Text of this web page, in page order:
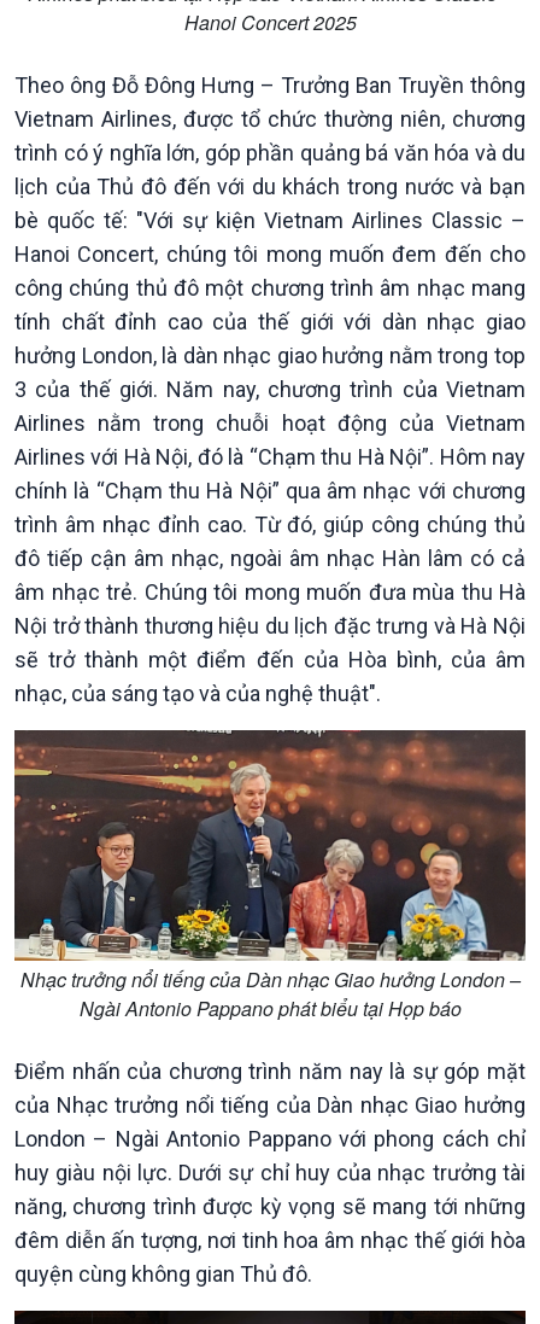
Chính trị
Tin Chính trị
Chính phủ với người dân
Quốc hội với cử tri
Xây dựng đảng
Đảng trong cuộc sống
Nhận diện sự thật
Pháp luật và đời sống
Thế giới
Tin thế giới
Vấn đề quốc tế
Hồ sơ sự kiện quốc tế
Thế giới & Việt Nam
Biên cương - Một dải vững
bền
Kinh tế
Tin Kinh tế
Dòng chảy Kinh tế
Sức sống hàng Việt
Khởi nghiệp
Tuyên chiến với gian lận
thương mại
Nông nghiệp & Biển đảo
Tin Nông nghiệp & Biển
Mùa vàng
Biển đảo Việt Nam
Tâm tình biên giới và hải
Tìm hiểu biển, đảo Việt
Nam
Hanoi Concert 2025
Theo ông Đỗ Đông Hưng – Trưởng Ban Truyền thông
Vietnam Airlines, được tổ chức thường niên, chương
trình có ý nghĩa lớn, góp phần quảng bá văn hóa và du
lịch của Thủ đô đến với du khách trong nước và bạn
bè quốc tế: "Với sự kiện Vietnam Airlines Classic –
Hanoi Concert, chúng tôi mong muốn đem đến cho
công chúng thủ đô một chương trình âm nhạc mang
tính chất đỉnh cao của thế giới với dàn nhạc giao
hưởng London, là dàn nhạc giao hưởng nằm trong top
3 của thế giới. Năm nay, chương trình của Vietnam
Airlines nằm trong chuỗi hoạt động của Vietnam
Airlines với Hà Nội, đó là “Chạm thu Hà Nội”. Hôm nay
chính là “Chạm thu Hà Nội” qua âm nhạc với chương
trình âm nhạc đỉnh cao. Từ đó, giúp công chúng thủ
đô tiếp cận âm nhạc, ngoài âm nhạc Hàn lâm có cả
âm nhạc trẻ. Chúng tôi mong muốn đưa mùa thu Hà
Nội trở thành thương hiệu du lịch đặc trưng và Hà Nội
sẽ trở thành một điểm đến của Hòa bình, của âm
nhạc, của sáng tạo và của nghệ thuật".
Nhạc trưởng nổi tiếng của Dàn nhạc Giao hưởng London –
Ngài Antonio Pappano phát biểu tại Họp báo
Điểm nhấn của chương trình năm nay là sự góp mặt
của Nhạc trưởng nổi tiếng của Dàn nhạc Giao hưởng
London – Ngài Antonio Pappano với phong cách chỉ
huy giàu nội lực. Dưới sự chỉ huy của nhạc trưởng tài
năng, chương trình được kỳ vọng sẽ mang tới những
đêm diễn ấn tượng, nơi tinh hoa âm nhạc thế giới hòa
quyện cùng không gian Thủ đô.